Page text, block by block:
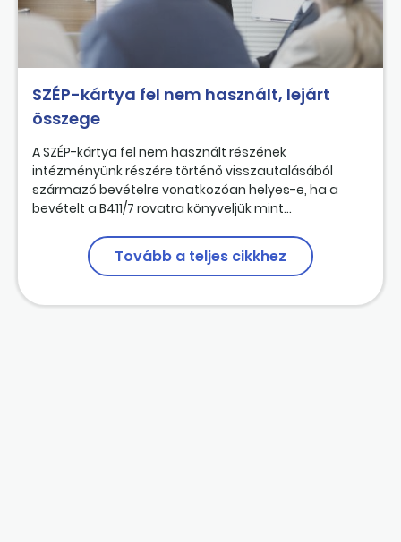
SZÉP-kártya fel nem használt, lejárt
összege
A SZÉP-kártya fel nem használt részének
intézményünk részére történő visszautalásából
származó bevételre vonatkozóan helyes-e, ha a
bevételt a B411/7 rovatra könyveljük mint...
Tovább a teljes cikkhez